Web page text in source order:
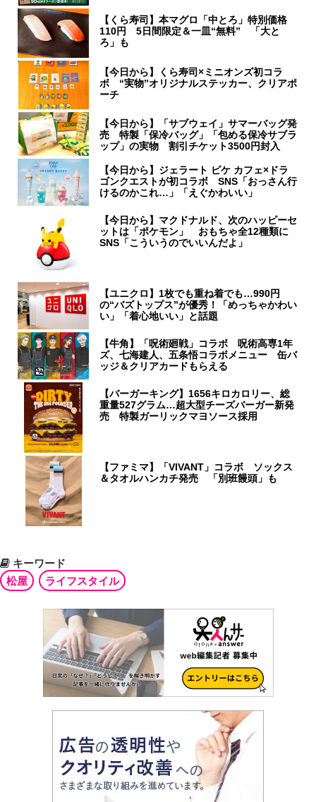
【くら寿司】本マグロ「中とろ」特別価格
110円 5日間限定＆一皿“無料” 「大と
ろ」も
【今日から】くら寿司×ミニオンズ初コラ
ボ “実物”オリジナルステッカー、クリアポ
ーチ
【今日から】「サブウェイ」サマーバッグ発
売 特製「保冷バッグ」「包める保冷サブラ
ップ」の実物 割引チケット3500円封入
【今日から】ジェラート ピケ カフェ×ドラ
ゴンクエストが初コラボ SNS「おっさん行
けるのかこれ…」「えぐかわいい」
【今日から】マクドナルド、次のハッピーセ
ットは「ポケモン」 おもちゃ全12種類に
SNS「こういうのでいいんだよ」
【ユニクロ】1枚でも重ね着でも…990円
の“バズトップス”が優秀！「めっちゃかわい
い」「着心地いい」と話題
【牛角】「呪術廻戦」コラボ 呪術高専1年
ズ、七海建人、五条悟コラボメニュー 缶バ
ッジ＆クリアカードもらえる
【バーガーキング】1656キロカロリー、総
重量527グラム…超大型チーズバーガー新発
売 特製ガーリックマヨソース採用
【ファミマ】「VIVANT」コラボ ソックス
＆タオルハンカチ発売 「別班饅頭」も
キーワード
松屋
ライフスタイル